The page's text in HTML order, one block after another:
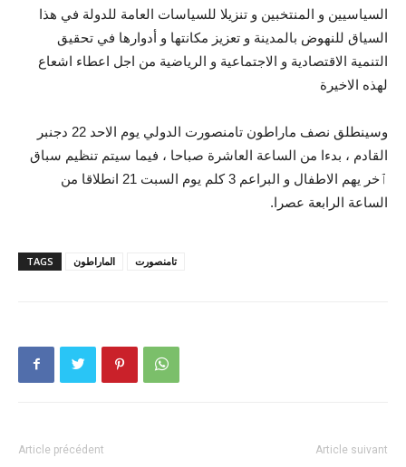
السياسيين و المنتخبين و تنزيلا للسياسات العامة للدولة في هذا
السياق للنهوض بالمدينة و تعزيز مكانتها و أدوارها في تحقيق
التنمية الاقتصادية و الاجتماعية و الرياضية من اجل اعطاء اشعاع
لهذه الاخيرة
وسينطلق نصف ماراطون تامنصورت الدولي يوم الاحد 22 دجنبر
القادم ، بدءا من الساعة العاشرة صباحا ، فيما سيتم تنظيم سباق
ٱخر يهم الاطفال و البراعم 3 كلم يوم السبت 21 انطلاقا من
الساعة الرابعة عصرا.
TAGS الماراطون تامنصورت
Article précédent Article suivant